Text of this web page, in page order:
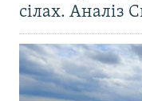
сілах. Аналіз